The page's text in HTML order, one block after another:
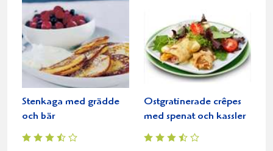
Stenkaga med grädde
och bär
Ostgratinerade crêpes
med spenat och kassler